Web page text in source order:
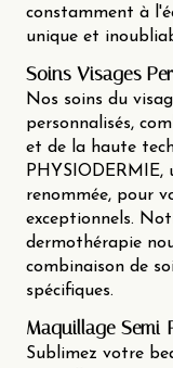
constamment à
unique et
Soins Visages
Nos soins du
personnalisés,
et de la haute
PHYSIODERMIE,
renommée, pour
exceptionnels.
dermothérapie
combinaison de
spécifiques.
Maquillage Semi-
Sublimez votre